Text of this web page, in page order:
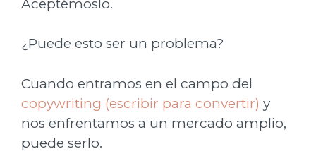
Aceptémoslo.
¿Puede esto ser un problema?
Cuando entramos en el campo del
copywriting (escribir para convertir) y
nos enfrentamos a un mercado amplio,
puede serlo.